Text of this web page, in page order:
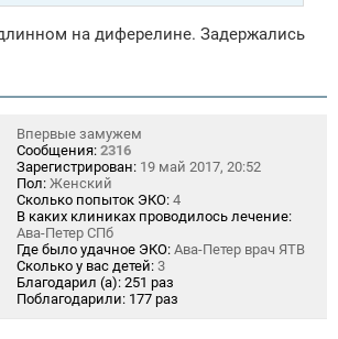
на диферелине. Задержались
Впервые замужем
Сообщения: 2316
Зарегистрирован: 19 май 2017, 20:52
Пол: Женский
Сколько попыток ЭКО: 4
В каких клиниках проводилось лечение:
Ава-Петер СПб
Где было удачное ЭКО: Ава-Петер врач ЯТВ
Сколько у вас детей: 3
Благодарил (а): 251 раз
Поблагодарили: 177 раз